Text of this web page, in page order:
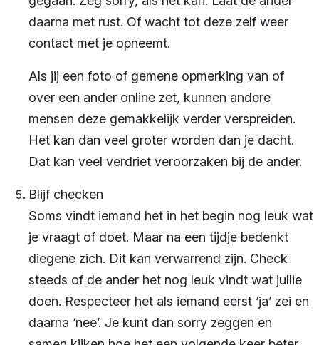
daarna met rust. Of wacht tot deze zelf weer
contact met je opneemt.
Als jij een foto of gemene opmerking van of
over een ander online zet, kunnen andere
mensen deze gemakkelijk verder verspreiden.
Het kan dan veel groter worden dan je dacht.
Dat kan veel verdriet veroorzaken bij de ander.
Blijf checken
Soms vindt iemand het in het begin nog leuk wat
je vraagt of doet. Maar na een tijdje bedenkt
diegene zich. Dit kan verwarrend zijn. Check
steeds of de ander het nog leuk vindt wat jullie
doen. Respecteer het als iemand eerst ‘ja’ zei en
daarna ‘nee’. Je kunt dan sorry zeggen en